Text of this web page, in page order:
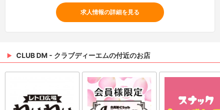
求人情報の詳細を見る
CLUB DM - クラブディーエムの付近のお店